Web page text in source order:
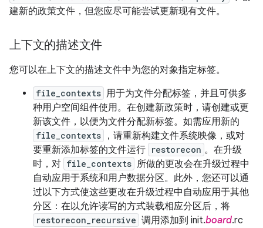
建新的政策文件，但您应尽可能尝试更新现有文件。
上下文的描述文件
您可以在上下文的描述文件中为您的对象指定标签。
file_contexts 用于为文件分配标签，并且可供多
种用户空间组件使用。在创建新政策时，请创建或更
新该文件，以便为文件分配新标签。如需应用新的
file_contexts
，请重新构建文件系统映像，或对
要重新添加标签的文件运行 restorecon 。在升级
时，对 file_contexts 所做的更改会在升级过程中
自动应用于系统和用户数据分区。此外，您还可以通
过以下方式使这些更改在升级过程中自动应用于其他
分区：在以允许读写的方式装载相应分区后，将
restorecon_recursive 调用添加到 init.board.rc